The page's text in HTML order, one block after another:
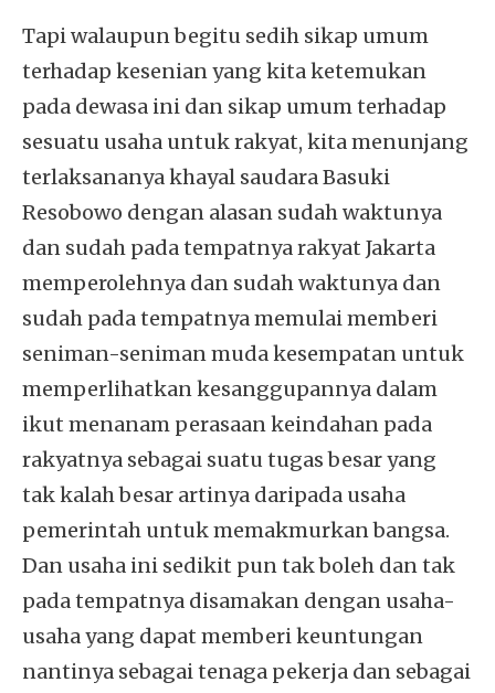
Tapi walaupun begitu sedih sikap umum
terhadap kesenian yang kita ketemukan
pada dewasa ini dan sikap umum terhadap
sesuatu usaha untuk rakyat, kita menunjang
terlaksananya khayal saudara Basuki
Resobowo dengan alasan sudah waktunya
dan sudah pada tempatnya rakyat Jakarta
memperolehnya dan sudah waktunya dan
sudah pada tempatnya memulai memberi
seniman-seniman muda kesempatan untuk
memperlihatkan kesanggupannya dalam
ikut menanam perasaan keindahan pada
rakyatnya sebagai suatu tugas besar yang
tak kalah besar artinya daripada usaha
pemerintah untuk memakmurkan bangsa.
Dan usaha ini sedikit pun tak boleh dan tak
pada tempatnya disamakan dengan usaha-
usaha yang dapat memberi keuntungan
nantinya sebagai tenaga pekerja dan sebagai